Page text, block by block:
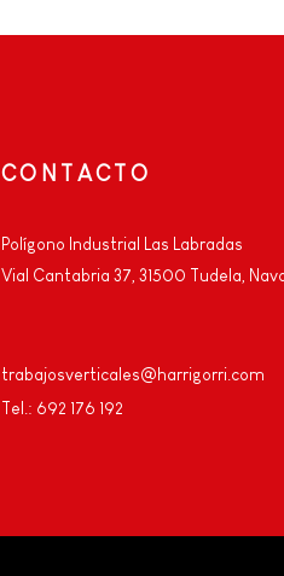
CONTACTO
Polígono Industrial Las Labradas
Vial Cantabria 37, 31500 Tudela,
trabajosverticales@harrigorri.com
Tel.: 692 176 192